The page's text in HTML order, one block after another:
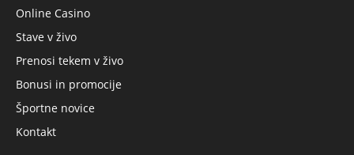
Online Casino
Stave v živo
Prenosi tekem v živo
Bonusi in promocije
Športne novice
Kontakt